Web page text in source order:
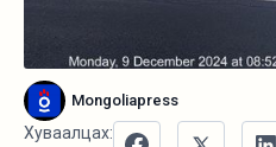
Mongoliapress
Хуваалцах: